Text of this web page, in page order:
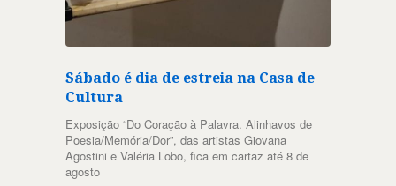
Sábado é dia de estreia na Casa de
Cultura
Exposição “Do Coração à Palavra. Alinhavos de
Poesia/Memória/Dor”, das artistas Giovana
Agostini e Valéria Lobo, fica em cartaz até 8 de
agosto